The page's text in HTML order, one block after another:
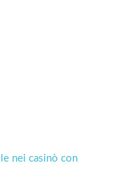
nei casinò con